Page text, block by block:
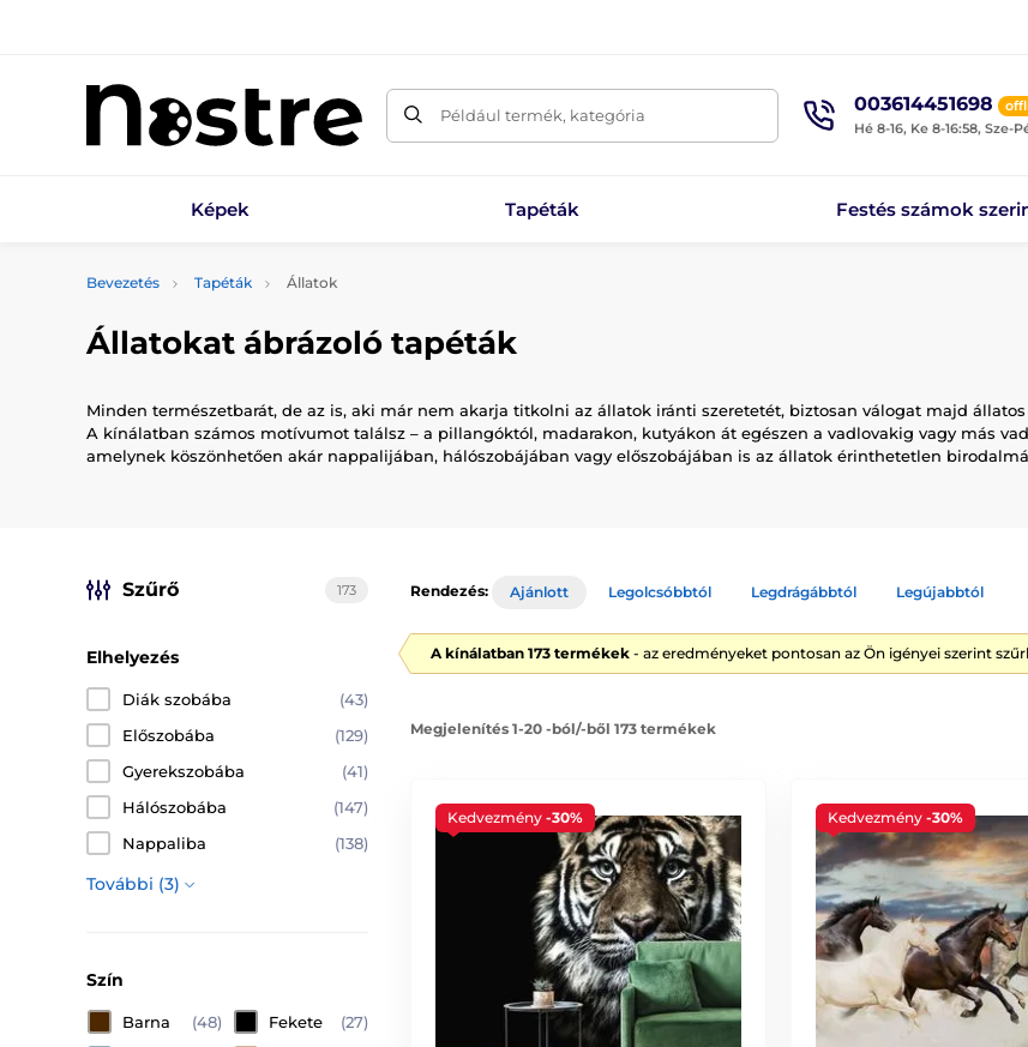
Például termék, kategória 003614451698
Hé 8-16, Ke 8-16:58, Sze-
Képek Tapéták Festés számok
Bevezetés Tapéták Állatok
Állatokat ábrázoló tapéták
Minden természetbarát, de az is, aki már nem akarja titkolni az állatok iránti szeretetét, biztosan válogat majd
A kínálatban számos motívumot találsz – a pillangóktól, madarakon, kutyákon át egészen a vadlovakig vagy más
amelynek köszönhetően akár nappalijában, hálószobájában vagy előszobájában is az állatok érinthetetlen
Szűrő 173
Elhelyezés
Diák szobába
(43)
Előszobába
(129)
Gyerekszobába
(41)
Hálószobába
(147)
Nappaliba
(138)
További (3)
Szín
Barna (48) Fekete
(27)
Rendezés: Ajánlott Legolcsóbbtól Legdrágábbtól Legújabbtól
A kínálatban 173 termékek - az eredményeket pontosan az Ön igényei szerint
Megjelenítés 1-20 -ból/-ből 173 termékek
Kedvezmény -30% Kedvezmény -30%